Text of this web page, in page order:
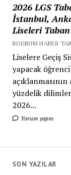
2026 LGS
İstanbul,
Liseleri
BODRUM HABER
Liselere Geçiş
yapacak
yüzdelik
2026...
Yorum yapın
SON YAZILAR